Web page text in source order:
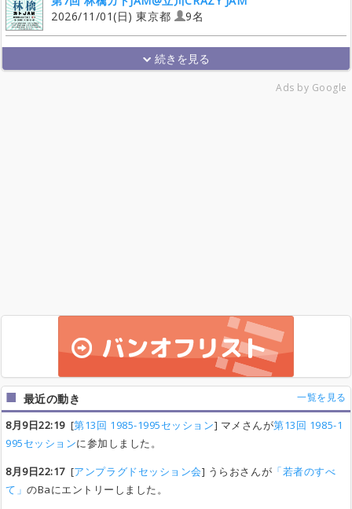
2026/11/01(日) 東京都
9名
Ads by Google
最近の動き 一覧を見る
8月9日22:19[第13回 1985-1995セッション] マメさんが第13回 1985-1
995セッションに参加しました。
8月9日22:17[アンプラグドセッション会] うらおさんが 「若者のすべ
て」のBaにエントリーしました。